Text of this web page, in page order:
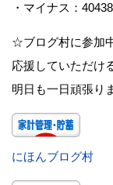
・マイナス：
☆ブログ村に参加中
応援していただけ
明日も一日頑張り
にほんブログ村